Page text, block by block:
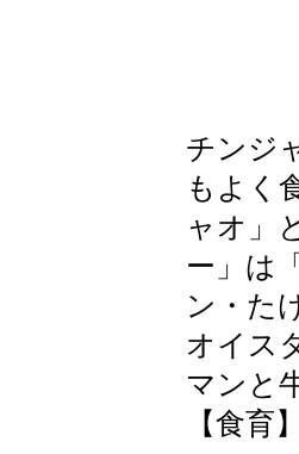
チンジ
もよく
ャオ」
ー」は
ン・た
オイス
マンと
【食育